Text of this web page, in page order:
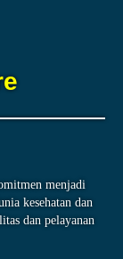
menjadi
kesehatan dan
dan pelayanan